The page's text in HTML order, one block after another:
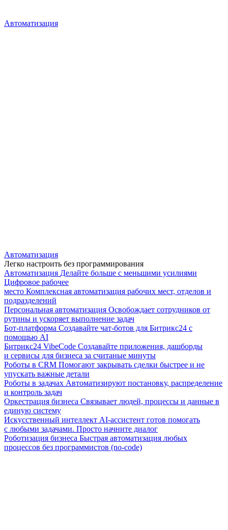
Автоматизация
Автоматизация
Легко настроить без программирования
Автоматизация Делайте больше с меньшими усилиями
Цифровое рабочее
место Комплексная автоматизация рабочих мест, отделов и
подразделений
Персональная автоматизация Освобождает сотрудников от
рутины и ускоряет выполнение задач
Бот-платформа Создавайте чат-ботов для Битрикс24 с
помощью AI
Битрикс24 VibeCode Создавайте приложения, дашборды
и сервисы для бизнеса за считаные минуты
Роботы в CRM Помогают закрывать сделки быстрее и не
упускать важные детали
Роботы в задачах Автоматизируют постановку, распределение
и контроль задач
Оркестрация бизнеса Связывает людей, процессы и данные в
единую систему
Искусственный интеллект AI-ассистент готов помогать
с любыми задачами. Просто начните диалог
Роботизация бизнеса Быстрая автоматизация любых
процессов без программистов (no-code)